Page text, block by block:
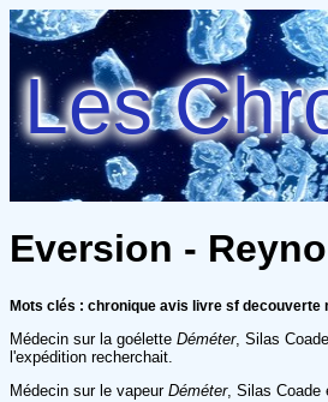
Les
Eversion -
Mots clés : chronique avis livre sf
Médecin sur la goélette Déméter, Silas
l'expédition recherchait.
Médecin sur le vapeur Déméter, Silas Coade